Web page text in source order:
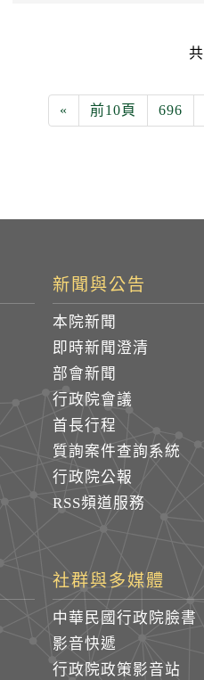
« 前10頁 696
新聞與公告
本院新聞
即時新聞澄清
部會新聞
行政院會議
首長行程
質詢案件查詢系統
行政院公報
RSS頻道服務
社群與多媒體
中華民國行政院臉書
影音快遞
行政院政策影音站